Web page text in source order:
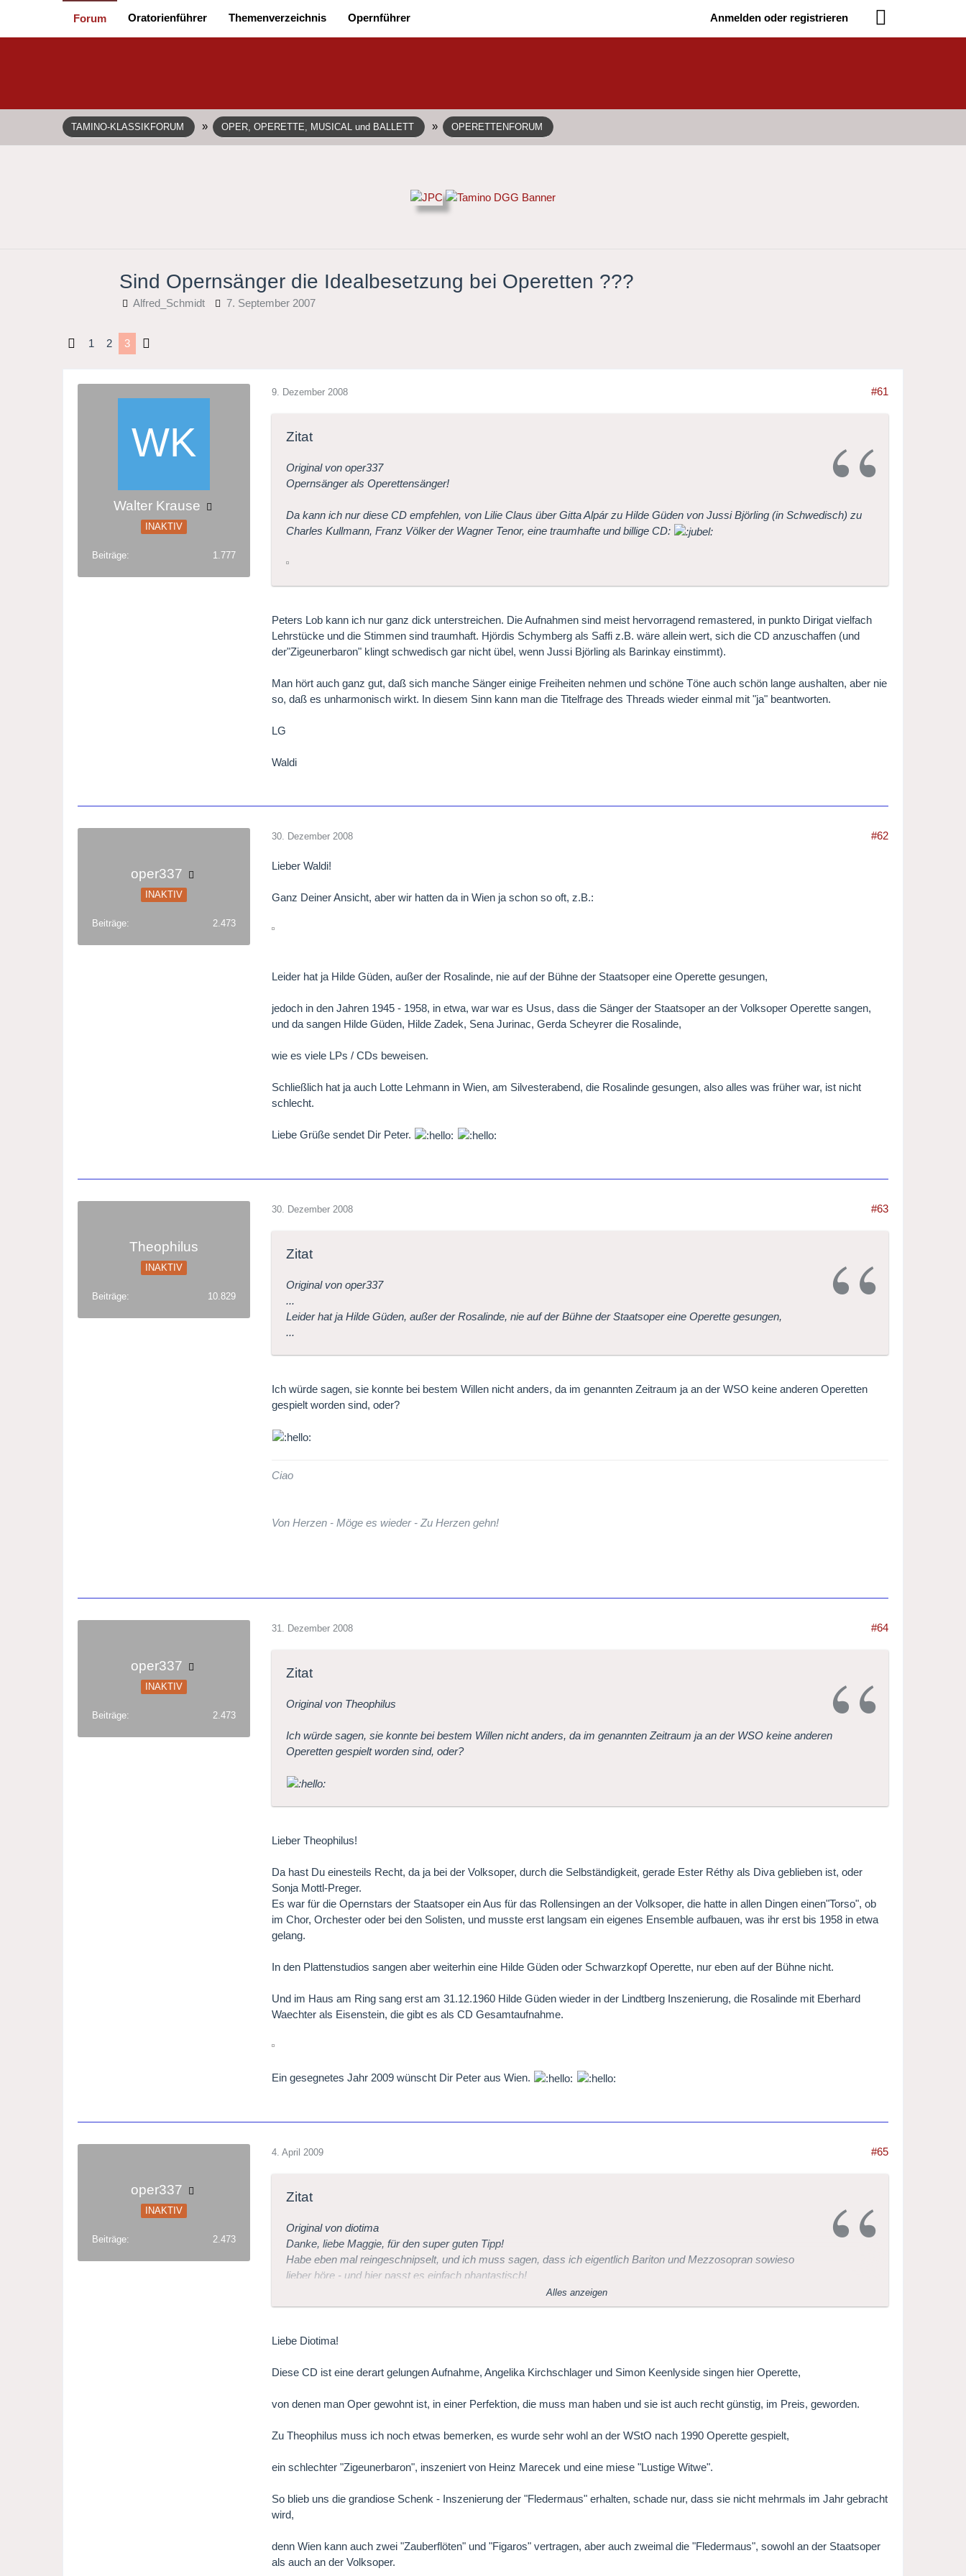
Forum Oratorienführer Themenverzeichnis Opernführer Anmelden oder registrieren
TAMINO-KLASSIKFORUM » OPER, OPERETTE, MUSICAL und BALLETT » OPERETTENFORUM
Sind Opernsänger die Idealbesetzung bei Operetten ???
Alfred_Schmidt 7. September 2007
1 2 3
Walter Krause
INAKTIV
Beiträge 1.777
9. Dezember 2008 #61
Zitat
Original von oper337
Opernsänger als Operettensänger!
Da kann ich nur diese CD empfehlen, von Lilie Claus über Gitta Alpár zu Hilde Güden von Jussi Björling (in Schwedisch) zu
Charles Kullmann, Franz Völker der Wagner Tenor, eine traumhafte und billige CD:
Peters Lob kann ich nur ganz dick unterstreichen. Die Aufnahmen sind meist hervorragend remastered, in punkto Dirigat vielfach
Lehrstücke und die Stimmen sind traumhaft. Hjördis Schymberg als Saffi z.B. wäre allein wert, sich die CD anzuschaffen (und
der"Zigeunerbaron" klingt schwedisch gar nicht übel, wenn Jussi Björling als Barinkay einstimmt).
Man hört auch ganz gut, daß sich manche Sänger einige Freiheiten nehmen und schöne Töne auch schön lange aushalten, aber nie
so, daß es unharmonisch wirkt. In diesem Sinn kann man die Titelfrage des Threads wieder einmal mit "ja" beantworten.
LG
Waldi
oper337
INAKTIV
Beiträge 2.473
30. Dezember 2008 #62
Lieber Waldi!
Ganz Deiner Ansicht, aber wir hatten da in Wien ja schon so oft, z.B.:
Leider hat ja Hilde Güden, außer der Rosalinde, nie auf der Bühne der Staatsoper eine Operette gesungen,
jedoch in den Jahren 1945 - 1958, in etwa, war war es Usus, dass die Sänger der Staatsoper an der Volksoper Operette sangen,
und da sangen Hilde Güden, Hilde Zadek, Sena Jurinac, Gerda Scheyrer die Rosalinde,
wie es viele LPs / CDs beweisen.
Schließlich hat ja auch Lotte Lehmann in Wien, am Silvesterabend, die Rosalinde gesungen, also alles was früher war, ist nicht
schlecht.
Liebe Grüße sendet Dir Peter.
Theophilus
INAKTIV
Beiträge 10.829
30. Dezember 2008 #63
Zitat
Original von oper337
...
Leider hat ja Hilde Güden, außer der Rosalinde, nie auf der Bühne der Staatsoper eine Operette gesungen,
...
Ich würde sagen, sie konnte bei bestem Willen nicht anders, da im genannten Zeitraum ja an der WSO keine anderen Operetten
gespielt worden sind, oder?
Ciao
Von Herzen - Möge es wieder - Zu Herzen gehn!
oper337
INAKTIV
Beiträge 2.473
31. Dezember 2008 #64
Zitat
Original von Theophilus
Ich würde sagen, sie konnte bei bestem Willen nicht anders, da im genannten Zeitraum ja an der WSO keine anderen
Operetten gespielt worden sind, oder?
Lieber Theophilus!
Da hast Du einesteils Recht, da ja bei der Volksoper, durch die Selbständigkeit, gerade Ester Réthy als Diva geblieben ist, oder
Sonja Mottl-Preger.
Es war für die Opernstars der Staatsoper ein Aus für das Rollensingen an der Volksoper, die hatte in allen Dingen einen"Torso", ob
im Chor, Orchester oder bei den Solisten, und musste erst langsam ein eigenes Ensemble aufbauen, was ihr erst bis 1958 in etwa
gelang.
In den Plattenstudios sangen aber weiterhin eine Hilde Güden oder Schwarzkopf Operette, nur eben auf der Bühne nicht.
Und im Haus am Ring sang erst am 31.12.1960 Hilde Güden wieder in der Lindtberg Inszenierung, die Rosalinde mit Eberhard
Waechter als Eisenstein, die gibt es als CD Gesamtaufnahme.
Ein gesegnetes Jahr 2009 wünscht Dir Peter aus Wien.
oper337
INAKTIV
Beiträge 2.473
4. April 2009 #65
Zitat
Original von diotima
Danke, liebe Maggie, für den super guten Tipp!
Habe eben mal reingeschnipselt, und ich muss sagen, dass ich eigentlich Bariton und Mezzosopran sowieso
lieber höre - und hier passt es einfach phantastisch!
Mit lieben Grüßen,
diotima.
Alles anzeigen
Liebe Diotima!
Diese CD ist eine derart gelungen Aufnahme, Angelika Kirchschlager und Simon Keenlyside singen hier Operette,
von denen man Oper gewohnt ist, in einer Perfektion, die muss man haben und sie ist auch recht günstig, im Preis, geworden.
Zu Theophilus muss ich noch etwas bemerken, es wurde sehr wohl an der WStO nach 1990 Operette gespielt,
ein schlechter "Zigeunerbaron", inszeniert von Heinz Marecek und eine miese "Lustige Witwe".
So blieb uns die grandiose Schenk - Inszenierung der "Fledermaus" erhalten, schade nur, dass sie nicht mehrmals im Jahr gebracht
wird,
denn Wien kann auch zwei "Zauberflöten" und "Figaros" vertragen, aber auch zweimal die "Fledermaus", sowohl an der Staatsoper
als auch an der Volksoper.